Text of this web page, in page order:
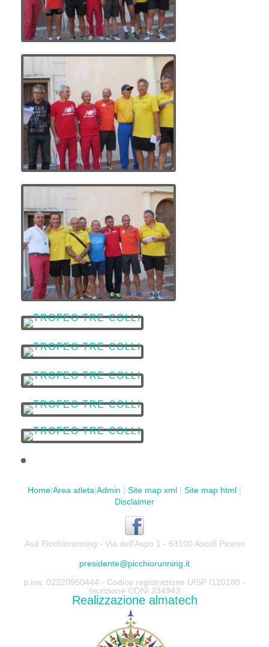
Home|Area atleta|Admin | Site map xml | Site map html |
Disclaimer
Asd Picchiorunning - Via dell'Aspo 1 - 63100 Ascoli Piceno
presidente@picchiorunning.it
p.iva: 02220950444 - Codice registrazione UISP I120180 -
Iscrizione CONI 234943
Realizzazione almatech